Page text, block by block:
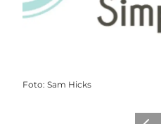
Foto: Sam Hicks